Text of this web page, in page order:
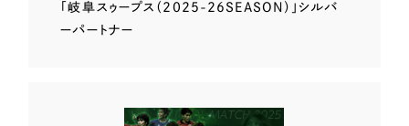
「岐阜スゥープス （2025-26SEASON）」 シルバ
ーパートナー